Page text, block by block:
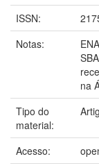
ISSN:
Notas:
na
Tipo do
material:
Acesso: